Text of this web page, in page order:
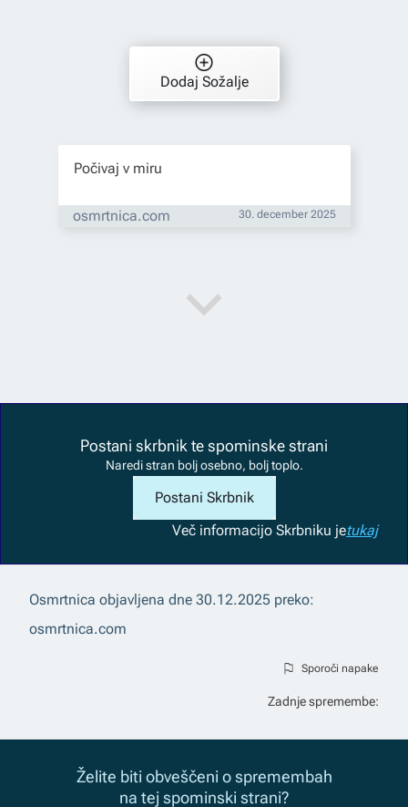
Dodaj Sožalje
Počivaj v miru
osmrtnica.com 30. december 2025
Postani skrbnik te spominske strani
Naredi stran bolj osebno, bolj toplo.
Postani Skrbnik
Več informacijo Skrbniku jetukaj
Osmrtnica objavljena dne 30.12.2025 preko:
osmrtnica.com
Sporoči napake
Zadnje spremembe:
Želite biti obveščeni o spremembah
na tej spominski strani?